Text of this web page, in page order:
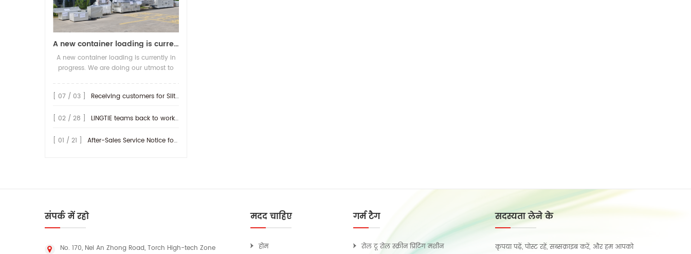
A new container loading is currently in progress.
A new container loading is currently in
progress. We are doing our utmost to
earliest possible time.
[ 07 / 03 ] Receiving customers for Slitting machine with differential Slip Shaft
[ 02 / 28 ] LINGTIE teams back to work at Feb.25th.
[ 01 / 21 ] After-Sales Service Notice for Turkey Region
संपर्क में रहो
No. 170, Nei An Zhong Road, Torch High-tech Zone
मदद चाहिए
होम
गर्म टैग
रोल टू रोल स्क्रीन प्रिंटिंग मशीन
सदस्यता लेने के
कृपया पढ़ें, पोस्ट रहें, सब्सक्राइब करें, और हम आपको